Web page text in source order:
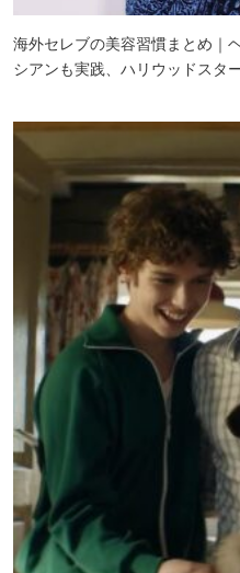
海外セレブの美容習慣まとめ｜
シアンも実践、ハリウッドスタ